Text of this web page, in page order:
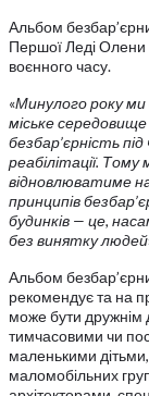
Альбом
Першої Леді Олени
воєнного часу.
«Минулого року ми
міське
безбар’єрність
реабілітації.
відновлюватиме
принципів
будинків — це,
без винятку людей
Альбом
рекомендує та на
може бути дружнім
тимчасовими чи
маленькими дітьми,
маломобільних